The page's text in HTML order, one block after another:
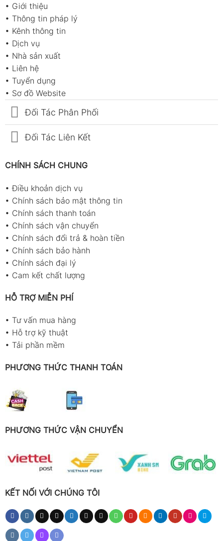
• Giới thiệu
• Thông tin pháp lý
• Kênh thông tin
• Dịch vụ
• Nhà sản xuất
• Liên hệ
• Tuyển dụng
• Sơ đồ Website
Đối Tác Phân Phối
Đối Tác Liên Kết
CHÍNH SÁCH CHUNG
•Điều khoản dịch vụ
• Chính sách bảo mật thông tin
• Chính sách thanh toán
• Chính sách vận chuyển
• Chính sách đổi trả & hoàn tiền
• Chính sách bảo hành
• Chính sách đại lý
• Cam kết chất lượng
HỖ TRỢ MIỄN PHÍ
• Tư vấn mua hàng
• Hỗ trợ kỹ thuật
• Tải phần mềm
PHƯƠNG THỨC THANH TOÁN
PHƯƠNG THỨC VẬN CHUYỂN
KẾT NỐI VỚI CHÚNG TÔI